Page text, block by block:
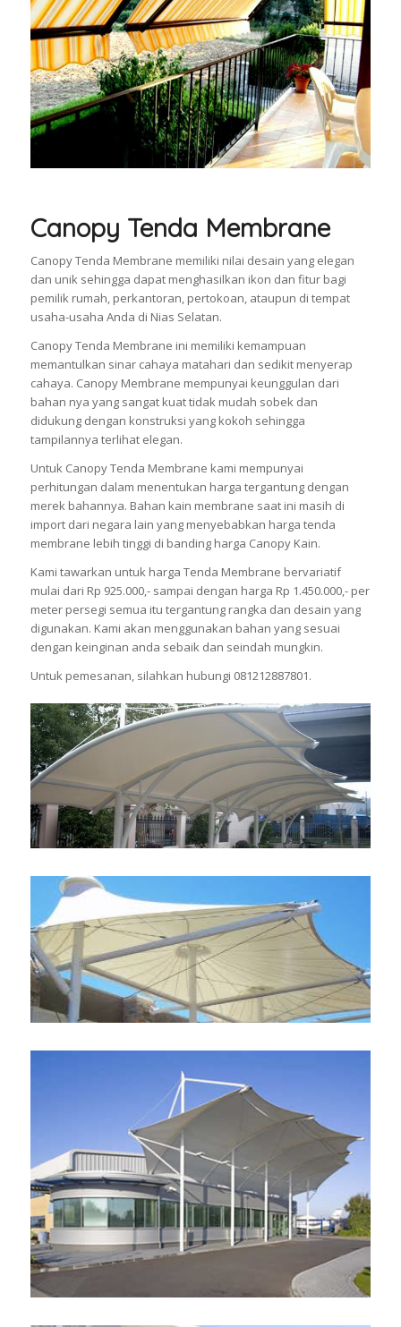
Canopy Tenda Membrane
Canopy Tenda Membrane memiliki nilai desain yang elegan
dan unik sehingga dapat menghasilkan ikon dan fitur bagi
pemilik rumah, perkantoran, pertokoan, ataupun di tempat
usaha-usaha Anda di Nias Selatan.
Canopy Tenda Membrane ini memiliki kemampuan
memantulkan sinar cahaya matahari dan sedikit menyerap
cahaya. Canopy Membrane mempunyai keunggulan dari
bahan nya yang sangat kuat tidak mudah sobek dan
didukung dengan konstruksi yang kokoh sehingga
tampilannya terlihat elegan.
Untuk Canopy Tenda Membrane kami mempunyai
perhitungan dalam menentukan harga tergantung dengan
merek bahannya. Bahan kain membrane saat ini masih di
import dari negara lain yang menyebabkan harga tenda
membrane lebih tinggi di banding harga Canopy Kain.
Kami tawarkan untuk harga Tenda Membrane bervariatif
mulai dari Rp 925.000,- sampai dengan harga Rp 1.450.000,- per
meter persegi semua itu tergantung rangka dan desain yang
digunakan. Kami akan menggunakan bahan yang sesuai
dengan keinginan anda sebaik dan seindah mungkin.
Untuk pemesanan, silahkan hubungi 081212887801.